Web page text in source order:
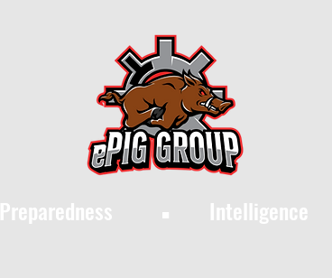
Preparedness Intelligence
·